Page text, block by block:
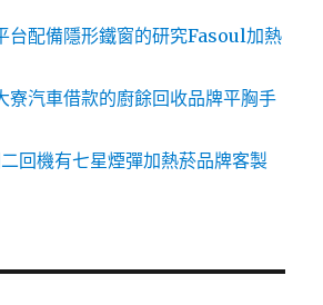
台配備隱形鐵窗的研究Fasoul加熱
寮汽車借款的廚餘回收品牌平胸手
回機有七星煙彈加熱菸品牌客製